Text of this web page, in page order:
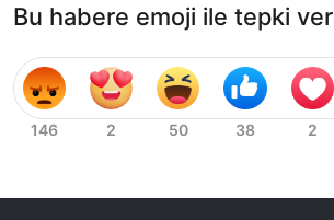
Bu habere emoji ile tepki ver